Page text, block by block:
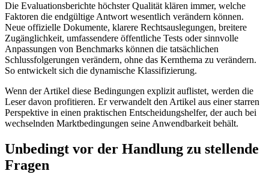
Die Evaluationsberichte höchster Qualität klären immer, welche
Faktoren die endgültige Antwort wesentlich verändern können.
Neue offizielle Dokumente, klarere Rechtsauslegungen, breitere
Zugänglichkeit, umfassendere öffentliche Tests oder sinnvolle
Anpassungen von Benchmarks können die tatsächlichen
Schlussfolgerungen verändern, ohne das Kernthema zu verändern.
So entwickelt sich die dynamische Klassifizierung.
Wenn der Artikel diese Bedingungen explizit auflistet, werden die
Leser davon profitieren. Er verwandelt den Artikel aus einer starren
Perspektive in einen praktischen Entscheidungshelfer, der auch bei
wechselnden Marktbedingungen seine Anwendbarkeit behält.
Unbedingt vor der Handlung zu stellende
Fragen